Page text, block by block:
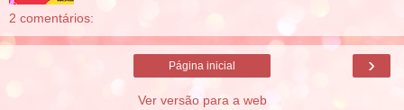
2 comentários:
›
Página inicial
Ver versão para a web